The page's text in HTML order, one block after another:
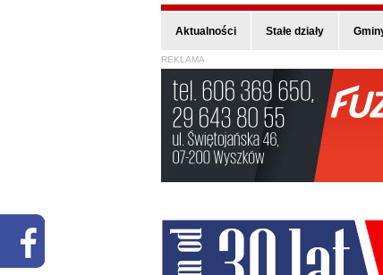
Aktualności Stałe działy
REKLAMA